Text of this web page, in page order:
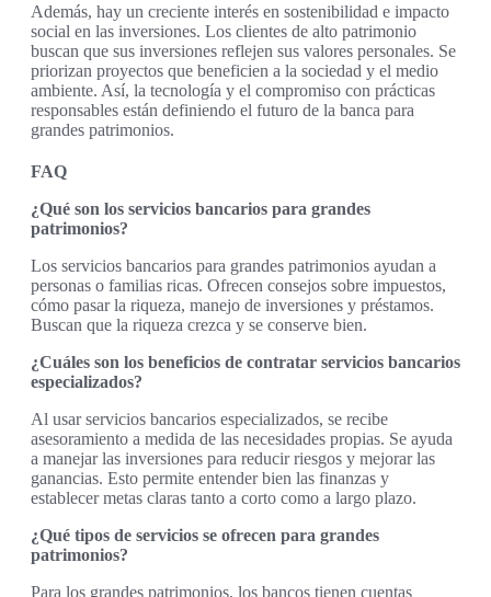
Además, hay un creciente interés en sostenibilidad e impacto
social en las inversiones. Los clientes de alto patrimonio
buscan que sus inversiones reflejen sus valores personales. Se
priorizan proyectos que beneficien a la sociedad y el medio
ambiente. Así, la tecnología y el compromiso con prácticas
responsables están definiendo el futuro de la banca para
grandes patrimonios.
FAQ
¿Qué son los servicios bancarios para grandes
patrimonios?
Los servicios bancarios para grandes patrimonios ayudan a
personas o familias ricas. Ofrecen consejos sobre impuestos,
cómo pasar la riqueza, manejo de inversiones y préstamos.
Buscan que la riqueza crezca y se conserve bien.
¿Cuáles son los beneficios de contratar servicios bancarios
especializados?
Al usar servicios bancarios especializados, se recibe
asesoramiento a medida de las necesidades propias. Se ayuda
a manejar las inversiones para reducir riesgos y mejorar las
ganancias. Esto permite entender bien las finanzas y
establecer metas claras tanto a corto como a largo plazo.
¿Qué tipos de servicios se ofrecen para grandes
patrimonios?
Para los grandes patrimonios, los bancos tienen cuentas